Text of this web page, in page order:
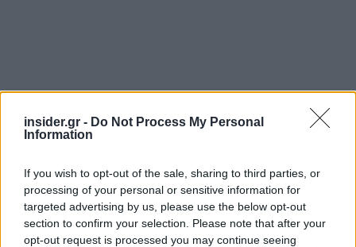
insider.gr - Do Not Process My Personal
Information
If you wish to opt-out of the sale, sharing to third parties, or
processing of your personal or sensitive information for
targeted advertising by us, please use the below opt-out
section to confirm your selection. Please note that after your
opt-out request is processed you may continue seeing